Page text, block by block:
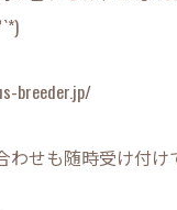
breeder.jp/
せも随時受け付け